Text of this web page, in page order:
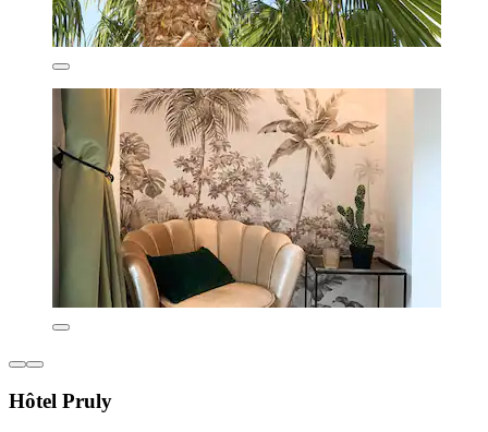
Hôtel Pruly